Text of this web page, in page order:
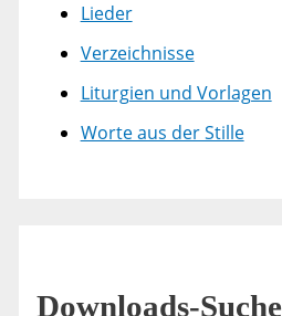
Lieder
Verzeichnisse
Liturgien und Vorlagen
Worte aus der Stille
Downloads-Suche